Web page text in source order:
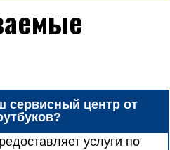
сервисный центр от
услуги по